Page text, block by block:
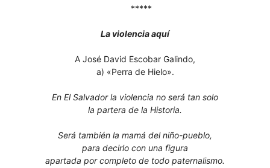
*****
La violencia aquí
A José David Escobar Galindo,
a) «Perra de Hielo».
En El Salvador la violencia no será tan solo
la partera de la Historia.
Será también la mamá del niño-pueblo,
para decirlo con una figura
apartada por completo de todo paternalismo.